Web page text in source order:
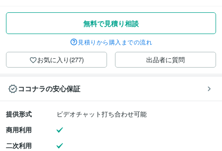
無料で見積り相談
見積りから購入までの流れ
お気に入り(277) 出品者に質問
ココナラの安心保証
提供形式
ビデオチャット打ち合わせ可能
商用利用
二次利用